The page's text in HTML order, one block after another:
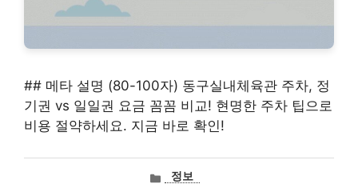
## 메타 설명 (80-100자) 동구실내체육관 주차, 정
기권 vs 일일권 요금 꼼꼼 비교! 현명한 주차 팁으로
비용 절약하세요. 지금 바로 확인!
카정보